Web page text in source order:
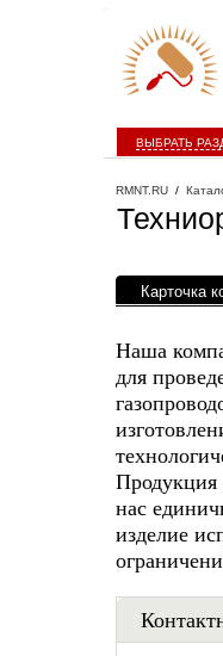
ВЫБРАТЬ
RMNT.RU /
Карточка
Наша
для
Продукция
нас
изделие